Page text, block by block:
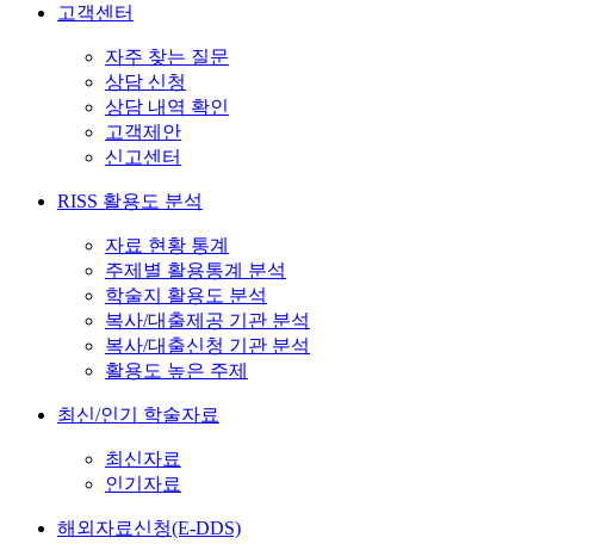
고객센터
자주 찾는 질문
상담 신청
상담 내역 확인
고객제안
신고센터
RISS 활용도 분석
자료 현황 통계
주제별 활용통계 분석
학술지 활용도 분석
복사/대출제공 기관 분석
복사/대출신청 기관 분석
활용도 높은 주제
최신/인기 학술자료
최신자료
인기자료
해외자료신청(E-DDS)